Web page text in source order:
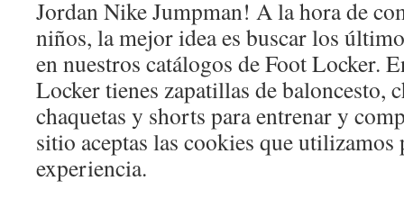
Jordan Nike Jumpman! A la hora de
niños, la mejor idea es buscar los
en nuestros catálogos de Foot Locker.
Locker tienes zapatillas de baloncesto,
chaquetas y shorts para entrenar y
sitio aceptas las cookies que
experiencia.